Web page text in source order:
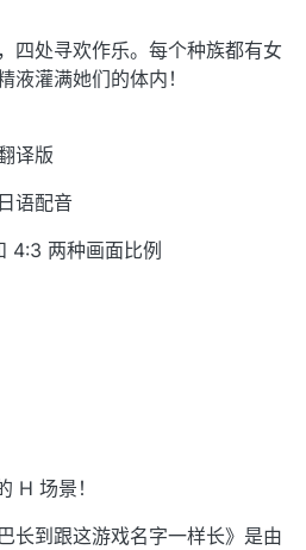
四处寻欢作乐。每个种族都有女
液灌满她们的体内！
译版
语配音
4:3 两种画面比例
H 场景！
长到跟这游戏名字一样长》是由